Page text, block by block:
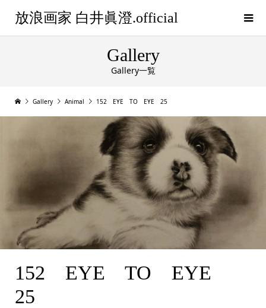
放浪画家 白井眞澄.official
Gallery
Gallery一覧
Gallery Animal 152 EYE TO EYE 25
152 EYE TO EYE 25 A4サイズ
152 EYE TO EYE
25